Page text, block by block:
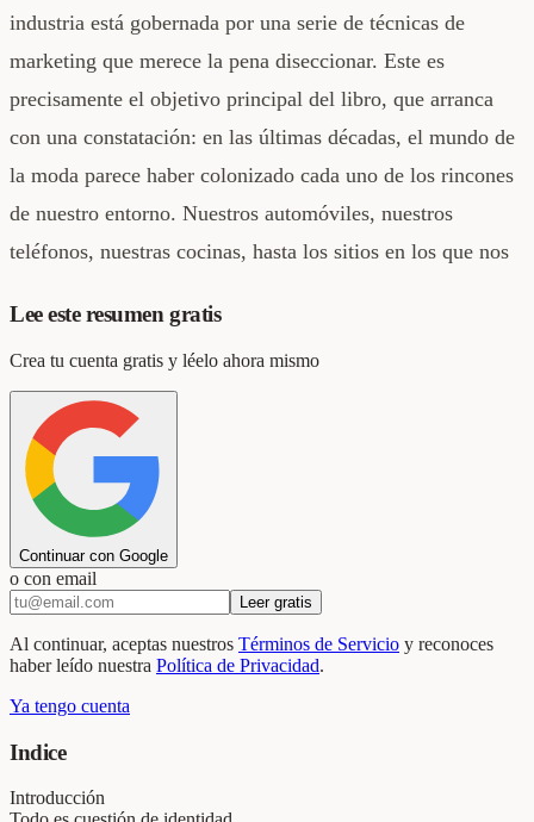
industria está gobernada por una serie de técnicas de
marketing que merece la pena diseccionar. Este es
precisamente el objetivo principal del libro, que arranca
con una constatación: en las últimas décadas, el mundo de
la moda parece haber colonizado cada uno de los rincones
de nuestro entorno. Nuestros automóviles, nuestros
teléfonos, nuestras cocinas, hasta los sitios en los que nos
Lee este resumen gratis
Crea tu cuenta gratis y léelo ahora mismo
Continuar con Google
o con email
Leer gratis
Al continuar, aceptas nuestros Términos de Servicio y reconoces
haber leído nuestra Política de Privacidad.
Ya tengo cuenta
Indice
Introducción